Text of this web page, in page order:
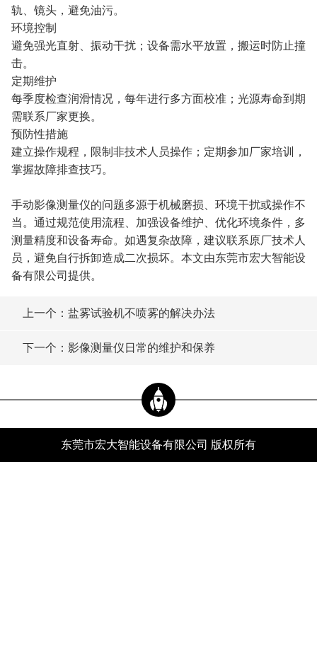
轨、镜头，避免油污。
环境控制
避免强光直射、振动干扰；设备需水平放置，搬运时防止撞
击。
定期维护
每季度检查润滑情况，每年进行多方面校准；光源寿命到期
需联系厂家更换。
预防性措施
建立操作规程，限制非技术人员操作；定期参加厂家培训，
掌握故障排查技巧。
手动影像测量仪的问题多源于机械磨损、环境干扰或操作不
当。通过规范使用流程、加强设备维护、优化环境条件，多
测量精度和设备寿命。如遇复杂故障，建议联系原厂技术人
员，避免自行拆卸造成二次损坏。本文由东莞市宏大智能设
备有限公司提供。
上一个：盐雾试验机不喷雾的解决办法
下一个：影像测量仪日常的维护和保养
东莞市宏大智能设备有限公司 版权所有